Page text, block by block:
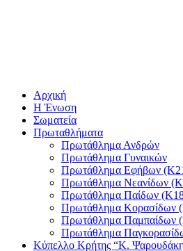
Αρχική
Η Ένωση
Σωματεία
Πρωταθλήματα
Πρωτάθλημα Ανδρών
Πρωτάθλημα Γυναικών
Πρωτάθλημα Εφήβων
Πρωτάθλημα Νεανίδων
Πρωτάθλημα Παίδων
Πρωτάθλημα Κορασίδων
Πρωτάθλημα Παμπαίδων
Πρωτάθλημα
Κύπελλο Κρήτης “Κ.